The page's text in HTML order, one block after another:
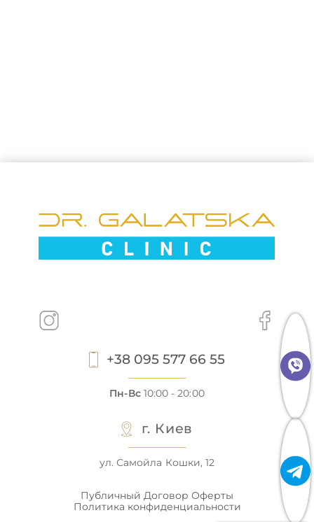
+38 095 577 66 55
Пн-Вс10:00 - 20:00
г. Киев
ул. Самойла Кошки, 12
Публичный Договор Оферты
Политика конфиденциальности